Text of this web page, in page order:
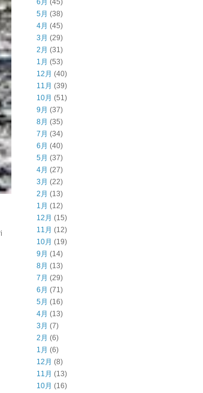
6月 (45)
5月 (38)
4月 (45)
3月 (29)
2月 (31)
1月 (53)
12月 (40)
11月 (39)
10月 (51)
9月 (37)
8月 (35)
7月 (34)
6月 (40)
5月 (37)
4月 (27)
3月 (22)
2月 (13)
1月 (12)
12月 (15)
11月 (12)
10月 (19)
9月 (14)
8月 (13)
7月 (29)
6月 (71)
5月 (16)
4月 (13)
3月 (7)
2月 (6)
1月 (6)
12月 (8)
11月 (13)
10月 (16)